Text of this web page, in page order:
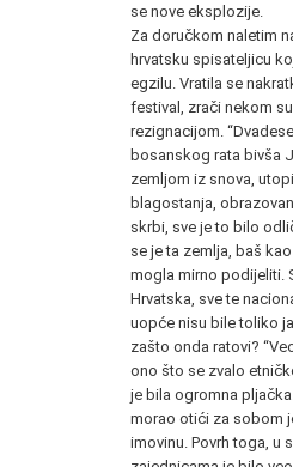
se nove eksplozije.
Za doručkom naletim
hrvatsku spisateljicu
egzilu. Vratila se
festival, zrači nekom
rezignacijom.
bosanskog rata bivša
zemljom iz snova,
blagostanja,
skrbi, sve je to bilo
se je ta zemlja, baš
mogla mirno podijeliti.
Hrvatska, sve te
uopće nisu bile toliko
zašto onda ratovi?
ono što se zvalo
je bila ogromna
morao otići za sobom
imovinu. Povrh toga, u